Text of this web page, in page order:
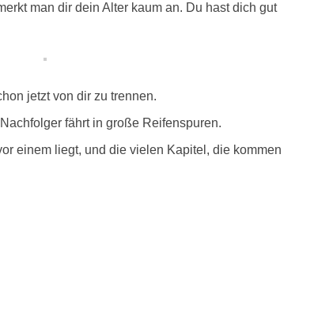
man dir dein Alter kaum an. Du hast dich gut
jetzt von dir zu trennen.
fährt in große Reifenspuren.
einem liegt, und die vielen Kapitel, die kommen